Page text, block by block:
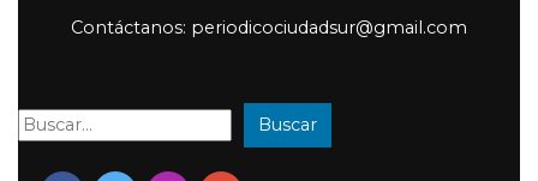
Contáctanos: periodicociudadsur@gmail.com
Buscar: Buscar